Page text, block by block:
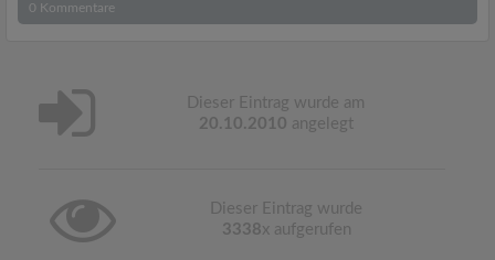
0 Kommentare
Dieser Eintrag wurde am
20.10.2010 angelegt
Dieser Eintrag wurde
3338x aufgerufen